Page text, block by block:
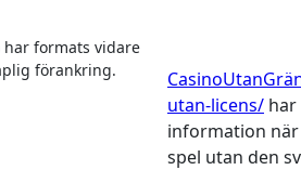
har formats vidare
förankring.
utan-licens/ har
information
spel utan den